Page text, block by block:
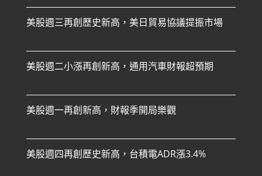
美股週三再創歷史新高，美日貿易協議提振市場
美股週二小漲再創新高，通用汽車財報超預期
美股週一再創新高，財報季開局樂觀
美股週四再創歷史新高，台積電ADR漲3.4%